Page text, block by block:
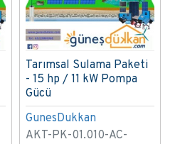
GunesDukkan
AKT-PK-01.010-AC-
Tarımsal Sulama Paketi
- 15 hp / 11 kW Pompa
Gücü